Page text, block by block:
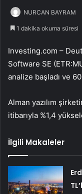
NURCAN BAYRAM
1 dakika okuma süresi
Investing.com –
Software SE
analize başladı ve
Alman yazılım
itibarıyla %1,4
İlgili Makaleler